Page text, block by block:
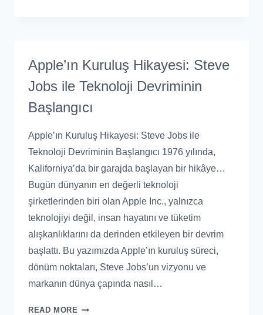
Apple’ın Kuruluş Hikayesi: Steve
Jobs ile Teknoloji Devriminin
Başlangıcı
Apple’ın Kuruluş Hikayesi: Steve Jobs ile
Teknoloji Devriminin Başlangıcı 1976 yılında,
Kaliforniya’da bir garajda başlayan bir hikâye…
Bugün dünyanın en değerli teknoloji
şirketlerinden biri olan Apple Inc., yalnızca
teknolojiyi değil, insan hayatını ve tüketim
alışkanlıklarını da derinden etkileyen bir devrim
başlattı. Bu yazımızda Apple’ın kuruluş süreci,
dönüm noktaları, Steve Jobs’un vizyonu ve
markanın dünya çapında nasıl…
READ MORE